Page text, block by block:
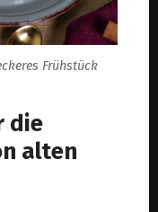
Frühstück
die
alten